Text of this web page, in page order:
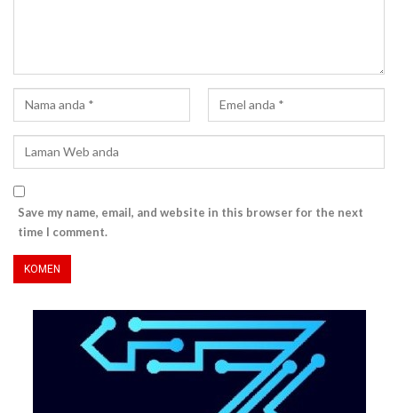
Save my name, email, and website in this browser for the next
time I comment.